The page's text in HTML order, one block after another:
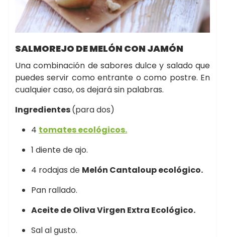
SALMOREJO DE MELÓN CON JAMÓN
Una combinación de sabores dulce y salado que
puedes servir como entrante o como postre. En
cualquier caso, os dejará sin palabras.
Ingredientes(para dos)
4 tomates ecológicos.
1 diente de ajo.
4 rodajas de Melón Cantaloup ecológico.
Pan rallado.
Aceite de Oliva Virgen Extra Ecológico.
Sal al gusto.